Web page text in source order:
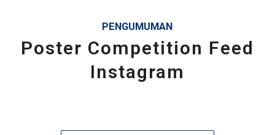
PENGUMUMAN
Poster Competition Feed
Instagram